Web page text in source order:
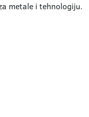
metale i tehnologiju.